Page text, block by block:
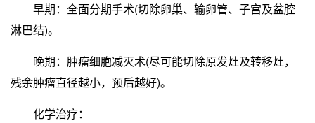
早期：全面分期手术(切除卵巢、输卵管、子宫及盆腔
淋巴结)。
晚期：肿瘤细胞减灭术(尽可能切除原发灶及转移灶，
残余肿瘤直径越小，预后越好)。
化学治疗：